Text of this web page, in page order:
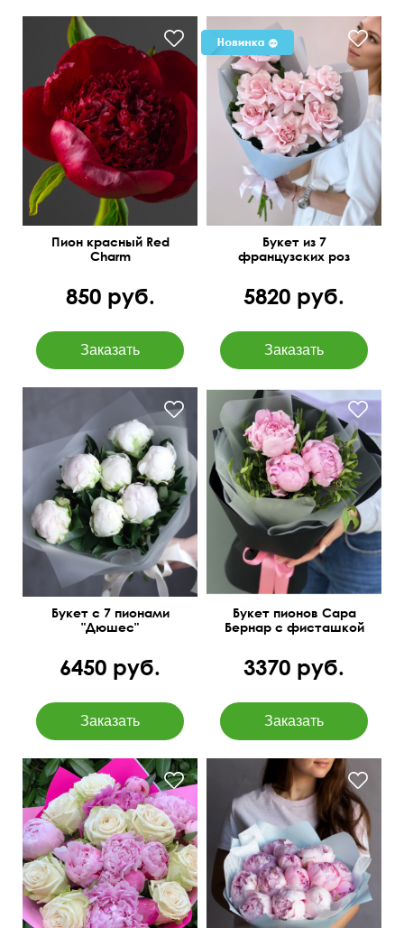
Высота 50 см
Пион красный Red
Charm
850 руб.
Букет из 7
французских роз
5820 руб.
45 см 25 см
Букет с 7 пионами
"Дюшес"
6450 руб.
С оформлением
Букет пионов Сара
Бернар с фисташкой
3370 руб.
Современная упаковка Упаковка фетр